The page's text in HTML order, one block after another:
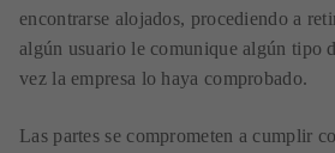
encontrarse alojados, procediendo a
algún usuario le comunique algún tipo
vez la empresa lo haya comprobado.
Las partes se comprometen a cumplir